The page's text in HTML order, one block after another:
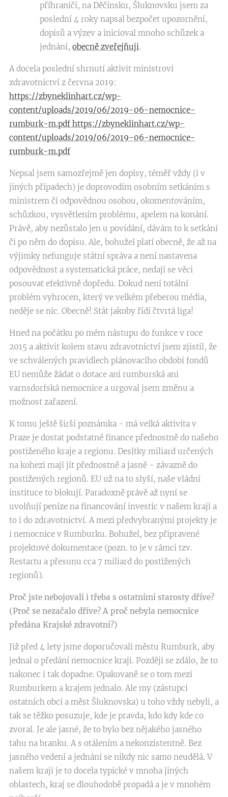
příhraničí, na Děčínsku, Šluknovsku jsem za
poslední 4 roky napsal bezpočet upozornění,
dopisů a výzev a inicioval mnoho schůzek a
jednání, obecně zveřejňuji.
A docela poslední shrnutí aktivit ministrovi
zdravotnictví z června 2019:
https://zbyneklinhart.cz/wp-
content/uploads/2019/06/2019-06-nemocnice-
rumburk-m.pdf https://zbyneklinhart.cz/wp-
content/uploads/2019/06/2019-06-nemocnice-
rumburk-m.pdf
Nepsal jsem samozřejmě jen dopisy, téměř vždy (i v
jiných případech) je doprovodím osobním setkáním s
ministrem či odpovědnou osobou, okomentováním,
schůzkou, vysvětlením problému, apelem na konání.
Právě, aby nezůstalo jen u povídání, dávám to k setkání
či po něm do dopisu. Ale, bohužel platí obecně, že až na
výjimky nefunguje státní správa a není nastavena
odpovědnost a systematická práce, nedají se věci
posouvat efektivně dopředu. Dokud není totální
problém vyhrocen, který ve velkém přeberou média,
neděje se nic. Obecně! Stát jakoby řídí čtvrtá liga!
Hned na počátku po mém nástupu do funkce v roce
2015 a aktivit kolem stavu zdravotnictví jsem zjistil, že
ve schválených pravidlech plánovacího období fondů
EU nemůže žádat o dotace ani rumburská ani
varnsdorfská nemocnice a urgoval jsem změnu a
možnost zařazení.
K tomu ještě širší poznámka - má velká aktivita v
Praze je dostat podstatné finance přednostně do našeho
postiženého kraje a regionu. Desítky miliard určených
na kohezi mají jít přednostně a jasně - závazně do
postižených regionů. EU už na to slyší, naše vládní
instituce to blokují. Paradoxně právě až nyní se
uvolňují peníze na financování investic v našem kraji a
to i do zdravotnictví. A mezi předvybranými projekty je
i nemocnice v Rumburku. Bohužel, bez připravené
projektové dokumentace (pozn. to je v rámci tzv.
Restartu a přesunu cca 7 miliard do postižených
regionů).
Proč jste nebojovali i třeba s ostatními starosty dříve?
(Proč se nezačalo dříve? A proč nebyla nemocnice
předána Krajské zdravotní?)
Již před 4 lety jsme doporučovali městu Rumburk, aby
jednal o předání nemocnice kraji. Později se zdálo, že to
nakonec i tak dopadne. Opakovaně se o tom mezi
Rumburkem a krajem jednalo. Ale my (zástupci
ostatních obcí a měst Šluknovska) u toho vždy nebyli, a
tak se těžko posuzuje, kde je pravda, kdo kdy kde co
zvoral. Je ale jasné, že to bylo bez nějakého jasného
tahu na branku. A s otálením a nekonzistentně. Bez
jasného vedení a jednání se nikdy nic samo neudělá. V
našem kraji je to docela typické v mnoha jiných
oblastech, kraj se dlouhodobě propadá a je v mnohém